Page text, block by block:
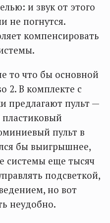
и звук от этого
не погнутся.
компенсировать
то что бы основной
2. В комплекте с
предлагают пульт —
пластиковый
пульт в
бы выигрышнее,
системы еще тысяч
подсветкой,
но вот
неудобно.